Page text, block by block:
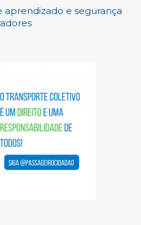
aprendizado e segurança